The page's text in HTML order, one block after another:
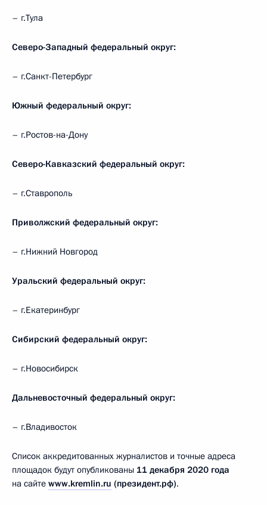
– г.Тула
Северо-Западный федеральный округ:
– г.Санкт-Петербург
Южный федеральный округ:
– г.Ростов-на-Дону
Северо-Кавказский федеральный округ:
– г.Ставрополь
Приволжский федеральный округ:
– г.Нижний Новгород
Уральский федеральный округ:
– г.Екатеринбург
Сибирский федеральный округ:
– г.Новосибирск
Дальневосточный федеральный округ:
– г.Владивосток
Список аккредитованных журналистов и точные адреса
площадок будут опубликованы 11 декабря 2020 года
на сайте www.kremlin.ru (президент.рф).